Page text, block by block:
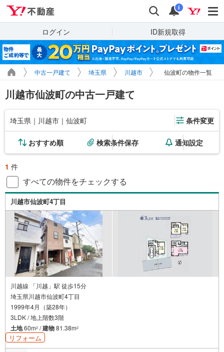
検索 通知
i
ログイン ID新規取得
中古一戸建て 埼玉県 川越市 仙波町の物件一覧
川越市仙波町の中古一戸建て
埼玉県｜川越市｜仙波町 条件変更
おすすめ順 検索条件保存 通知設定
1 件
すべての物件をチェックする
川越市仙波町4丁目
川越線 「川越」駅 徒歩15分
埼玉県川越市仙波町4丁目
1999年4月（築28年）
3LDK / 地上階数3階
土地60m2 /建物81.38m2
リフォーム